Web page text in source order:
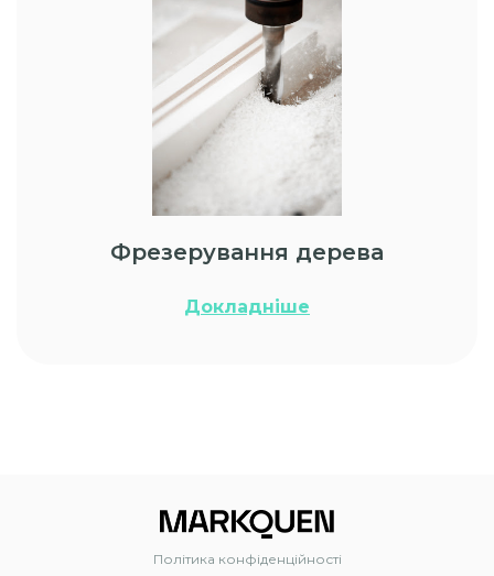
Фрезерування дерева
Докладніше
Політика конфіденційності